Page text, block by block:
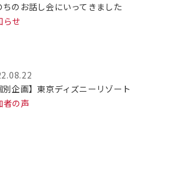
ちのお話し会にいってきました
らせ
別企画】東京ディズニーリゾート
者の声